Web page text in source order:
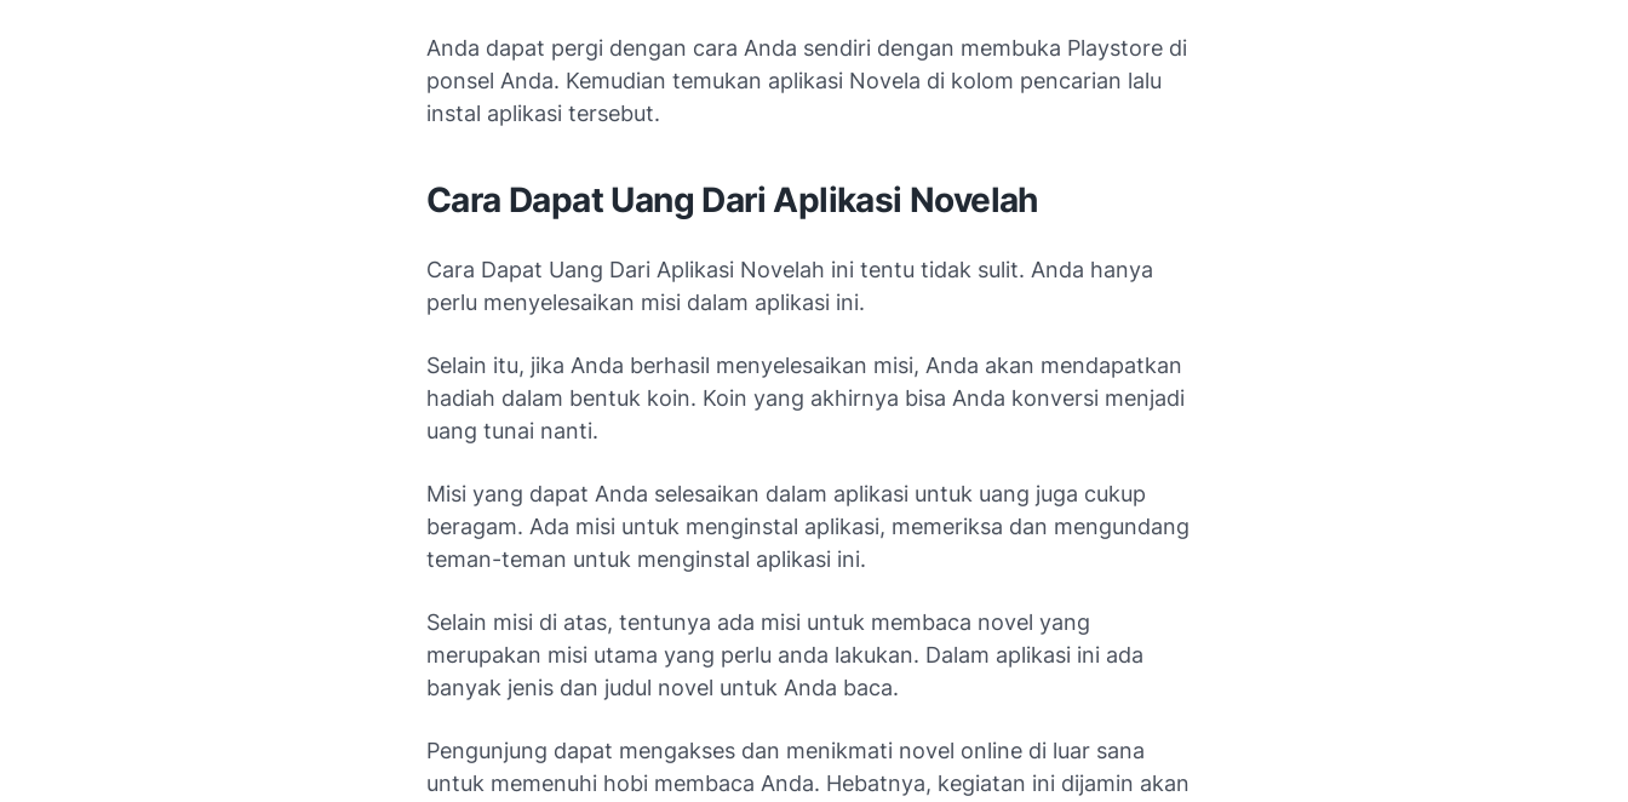
Anda dapat pergi dengan cara Anda sendiri dengan membuka Playstore di
ponsel Anda. Kemudian temukan aplikasi Novela di kolom pencarian lalu
instal aplikasi tersebut.
Cara Dapat Uang Dari Aplikasi Novelah
Cara Dapat Uang Dari Aplikasi Novelah ini tentu tidak sulit. Anda hanya
perlu menyelesaikan misi dalam aplikasi ini.
Selain itu, jika Anda berhasil menyelesaikan misi, Anda akan mendapatkan
hadiah dalam bentuk koin. Koin yang akhirnya bisa Anda konversi menjadi
uang tunai nanti.
Misi yang dapat Anda selesaikan dalam aplikasi untuk uang juga cukup
beragam. Ada misi untuk menginstal aplikasi, memeriksa dan mengundang
teman-teman untuk menginstal aplikasi ini.
Selain misi di atas, tentunya ada misi untuk membaca novel yang
merupakan misi utama yang perlu anda lakukan. Dalam aplikasi ini ada
banyak jenis dan judul novel untuk Anda baca.
Pengunjung dapat mengakses dan menikmati novel online di luar sana
untuk memenuhi hobi membaca Anda. Hebatnya, kegiatan ini dijamin akan